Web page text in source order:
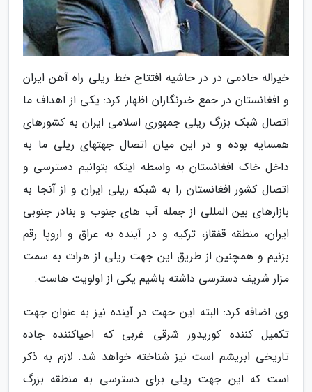
خیراله خادمی در در حاشیه افتتاح خط ریلی راه آهن ایران
و افغانستان در جمع خبرنگاران اظهار کرد: یکی از اهداف ما
اتصال شبک بزرگ ریلی جمهوری اسلامی ایران به کشورهای
همسایه بوده و در این میان اتصال جهتهای ریلی ما به
داخل خاک افغانستان به واسطه اینکه بتوانیم دسترسی و
اتصال کشور افغانستان را به شبکه ریلی ایران و از آنجا به
بازارهای بین المللی از جمله آب های جنوب و بنادر جنوبی
ایران، منطقه قفقاز، ترکیه و در آینده به عراق و اروپا رقم
بزنیم و همچنین از طریق این جهت ریلی از هرات به سمت
مزار شریف دسترسی داشته باشیم یکی از اولویت هاست.
وی اضافه کرد: البته این جهت در آینده نیز به عنوان جهت
تکمیل کننده کوریدور شرقی غربی که احیاکننده جاده
تاریخی ابریشم است نیز شناخته خواهد شد. لازم به ذکر
است که این جهت ریلی برای دسترسی به منطقه بزرگ